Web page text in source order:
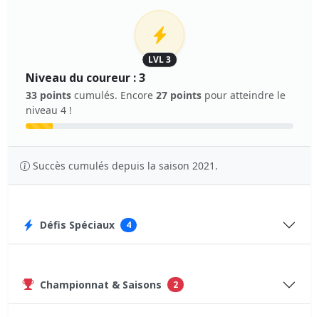
LVL 3
Niveau du coureur : 3
33 points cumulés. Encore 27 points pour atteindre le
niveau 4 !
Succès cumulés depuis la saison 2021.
Défis Spéciaux 4
Championnat & Saisons 2